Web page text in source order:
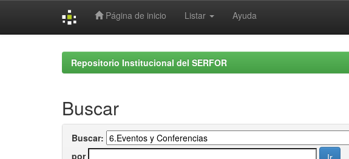
Página de inicio Listar Ayuda
Repositorio Institucional del SERFOR
Buscar
Buscar:
por